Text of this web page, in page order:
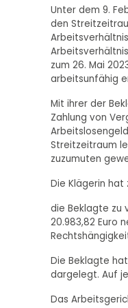
Unter dem 9.
den
zum 26. Mai
arbeitsunfähig
Mit ihrer der
Zahlung von
Streitzeitraum
zuzumuten
Die Klägerin
die Beklagte zu
20.983,82 Euro
Die Beklagte
dargelegt. Auf
Das